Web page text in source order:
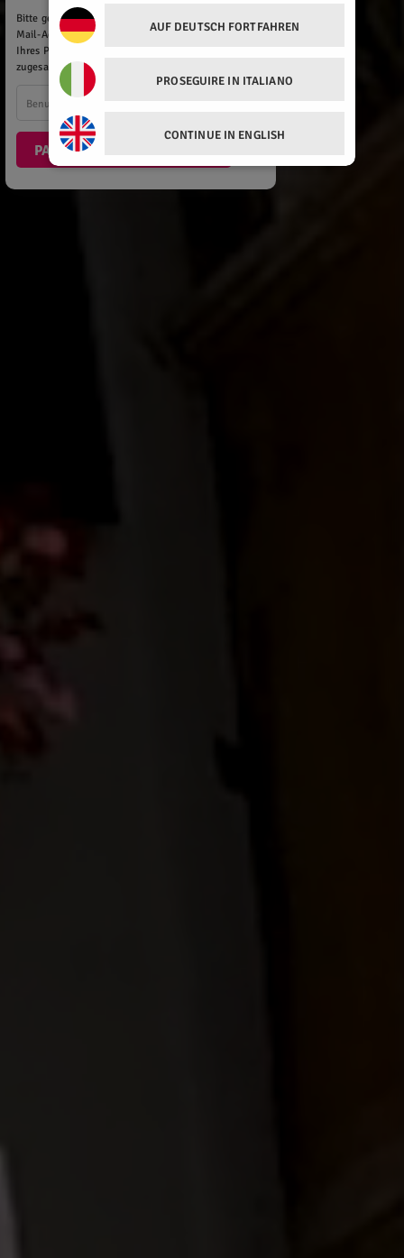
Bitte geben Sie Ihren Benutzernamen oder Ihre E-
Mail-Adresse ein. Anweisungen zum Zurücksetzen
Ihres Passworts werden Ihnen umgehend per E-Mail
zugesandt.
Benutzername oder E-Mail-Adresse
AUF DEUTSCH FORTFAHREN
PROSEGUIRE IN ITALIANO
CONTINUE IN ENGLISH